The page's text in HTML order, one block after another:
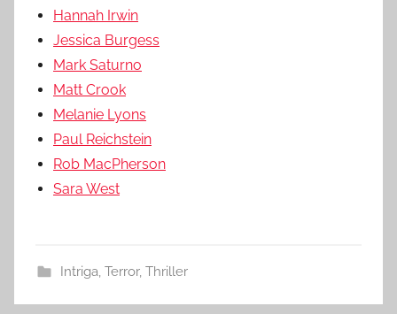
Hannah Irwin
Jessica Burgess
Mark Saturno
Matt Crook
Melanie Lyons
Paul Reichstein
Rob MacPherson
Sara West
Intriga, Terror, Thriller